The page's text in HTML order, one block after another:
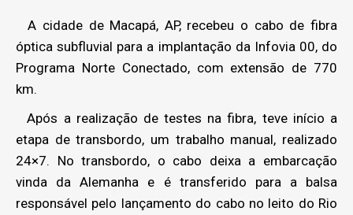
A cidade de Macapá, AP, recebeu o cabo de fibra
óptica subfluvial para a implantação da Infovia 00, do
Programa Norte Conectado, com extensão de 770
km.
Após a realização de testes na fibra, teve início a
etapa de transbordo, um trabalho manual, realizado
24×7. No transbordo, o cabo deixa a embarcação
vinda da Alemanha e é transferido para a balsa
responsável pelo lançamento do cabo no leito do Rio